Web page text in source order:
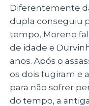
Diferentemente
dupla conseguiu
tempo, Moreno
de idade e
anos. Após o
os dois fugiram e
para não sofrer
do tempo, a